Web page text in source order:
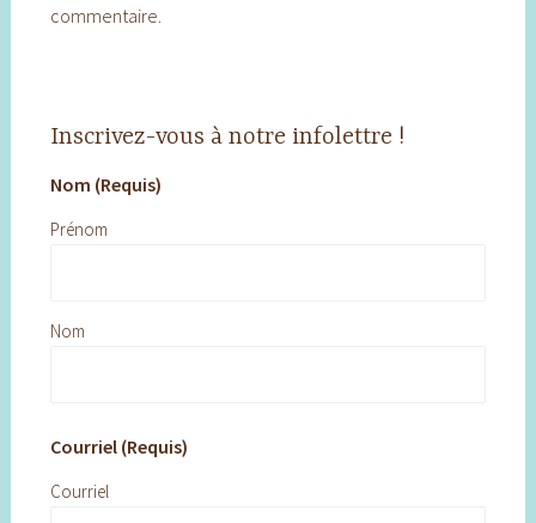
commentaire.
Inscrivez-vous à notre infolettre !
Nom (Requis)
Prénom
Nom
Courriel (Requis)
Courriel